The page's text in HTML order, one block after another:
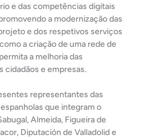
e das competências digitais
a modernização das
e dos respetivos serviços
a criação de uma rede de
a melhoria das
cidadãos e empresas.
representantes das
que integram o
Almeida, Figueira de
Diputación de Valladolid e